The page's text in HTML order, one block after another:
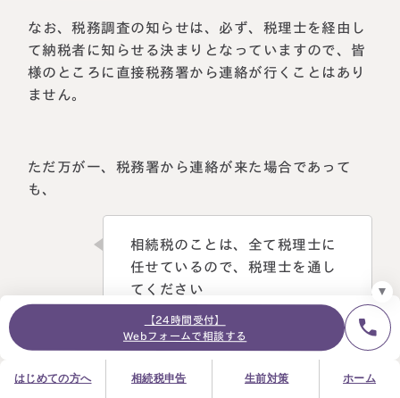
【24時間受付】
Webフォームで相談する
はじめての方へ 相続税申告 生前対策 ホーム
0120-80-2929
9:00～18:00 (土日祝日除く)
LINE友だち追加
プライバシーポリシー サイトマップ
なお、税務調査の知らせは、必ず、税理士を経由し
て納税者に知らせる決まりとなっていますので、皆
様のところに直接税務署から連絡が行くことはあり
ません。
ただ万が一、税務署から連絡が来た場合であって
も、
相続税のことは、全て税理士に
任せているので、税理士を通し
てください
とご対応ください。